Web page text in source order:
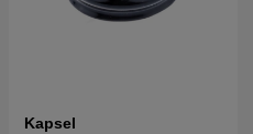
Kapsel